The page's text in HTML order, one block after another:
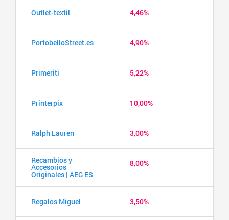
Outlet-textil 4,46%
PortobelloStreet.es 4,90%
Primeriti 5,22%
Printerpix 10,00%
Ralph Lauren 3,00%
Recambios y
Accesorios
Originales | AEG ES
8,00%
Regalos Miguel 3,50%